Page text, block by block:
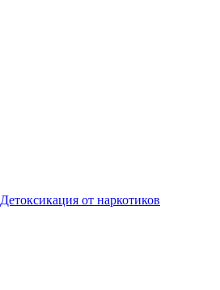
Детоксикация от наркотиков